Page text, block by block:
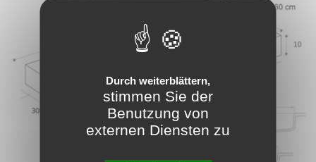
Durch weiterblättern,
stimmen Sie der
Benutzung von
externen Diensten zu